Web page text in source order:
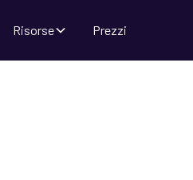
Risorse Prezzi